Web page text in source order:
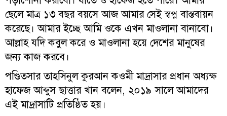
ছেলে মাত্র ১৩ বছর বয়সে আজ আমার সেই স্বপ্ন বাস্তবায়ন
করেছে। আমার ইচ্ছে আমি ওকে এখন মাওলানা বানাবো।
আল্লাহ যদি কবুল করে ও মাওলানা হয়ে দেশের মানুষের
জন্য কাজ করবে।
পণ্ডিতসার তাহসিনুল কুরআন কওমী মাদ্রাসার প্রধান অধ্যক্ষ
হাফেজ আব্দুস ছাত্তার খান বলেন, ২০১৯ সালে আমাদের
এই মাদ্রাসাটি প্রতিষ্ঠিত হয়।